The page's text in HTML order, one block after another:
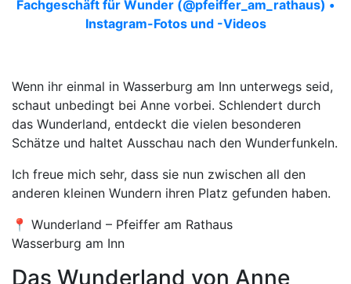
Fachgeschäft für Wunder (@pfeiffer_am_rathaus) •
Instagram-Fotos und -Videos
Wenn ihr einmal in Wasserburg am Inn unterwegs seid,
schaut unbedingt bei Anne vorbei. Schlendert durch
das Wunderland, entdeckt die vielen besonderen
Schätze und haltet Ausschau nach den Wunderfunkeln.
Ich freue mich sehr, dass sie nun zwischen all den
anderen kleinen Wundern ihren Platz gefunden haben.
📍 Wunderland – Pfeiffer am Rathaus
Wasserburg am Inn
Das Wunderland von Anne